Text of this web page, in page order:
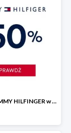
Obuwie TOMMY HILFINGER w eobuwie.pl -50%